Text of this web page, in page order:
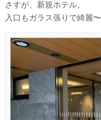
さすが、新規ホテル。
入口もガラス張りで綺麗〜